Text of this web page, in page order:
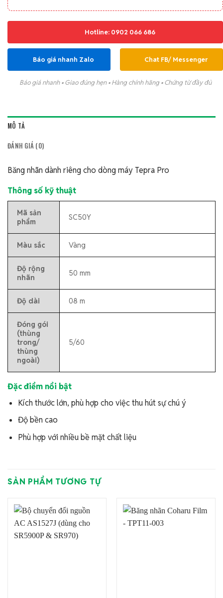
Hotline: 0902 066 686
Báo giá nhanh Zalo Chat FB/ Messenger
Báo giá nhanh • Giao đúng hẹn • Hàng chính hãng • Chứng từ đầy đủ
MÔ TẢ
ĐÁNH GIÁ (0)
Băng nhãn dành riêng cho dòng máy Tepra Pro
Thông số kỹ thuật
Mã sản
phẩm
SC50Y
Màu sắc Vàng
Độ rộng
nhãn
50 mm
Độ dài 08 m
Đóng gói
(thùng
trong/
thùng
ngoài)
5/60
Đặc điểm nổi bật
Kích thước lớn, phù hợp cho việc thu hút sự chú ý
Độ bền cao
Phù hợp với nhiều bề mặt chất liệu
SẢN PHẨM TƯƠNG TỰ